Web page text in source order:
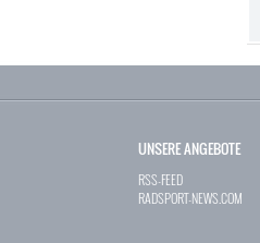
UNSERE ANGEBOTE
RSS-FEED
RADSPORT-NEWS.COM